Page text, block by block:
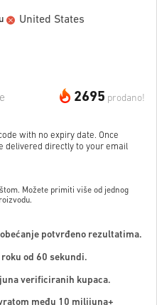
United States
2695 prodano!
with no expiry date. Once
delivered directly to your email
Možete primiti više od jednog
potvrđeno rezultatima.
od 60 sekundi.
verificiranih kupaca.
među 10 milijuna+